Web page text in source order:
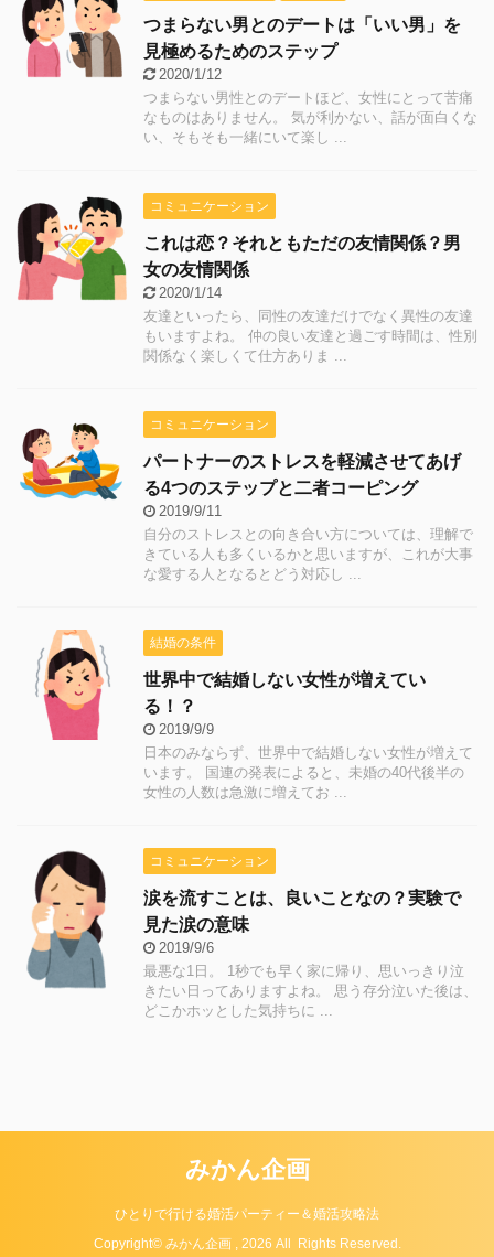
つまらない男とのデートは「いい男」を
見極めるためのステップ
2020/1/12
つまらない男性とのデートほど、女性にとって苦痛
なものはありません。 気が利かない、話が面白くな
い、そもそも一緒にいて楽し ...
コミュニケーション
これは恋？それともただの友情関係？男
女の友情関係
2020/1/14
友達といったら、同性の友達だけでなく異性の友達
もいますよね。 仲の良い友達と過ごす時間は、性別
関係なく楽しくて仕方ありま ...
コミュニケーション
パートナーのストレスを軽減させてあげ
る4つのステップと二者コーピング
2019/9/11
自分のストレスとの向き合い方については、理解で
きている人も多くいるかと思いますが、これが大事
な愛する人となるとどう対応し ...
結婚の条件
世界中で結婚しない女性が増えてい
る！？
2019/9/9
日本のみならず、世界中で結婚しない女性が増えて
います。 国連の発表によると、未婚の40代後半の
女性の人数は急激に増えてお ...
コミュニケーション
涙を流すことは、良いことなの？実験で
見た涙の意味
2019/9/6
最悪な1日。 1秒でも早く家に帰り、思いっきり泣
きたい日ってありますよね。 思う存分泣いた後は、
どこかホッとした気持ちに ...
みかん企画
ひとりで行ける婚活パーティー＆婚活攻略法
Copyright© みかん企画 , 2026 All Rights Reserved.